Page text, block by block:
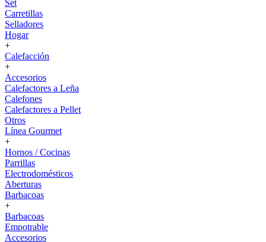
Set
Carretillas
Selladores
Hogar
+
Calefacción
+
Accesorios
Calefactores a Leña
Calefones
Calefactores a Pellet
Otros
Línea Gourmet
+
Hornos / Cocinas
Parrillas
Electrodomésticos
Aberturas
Barbacoas
+
Barbacoas
Empotrable
Accesorios